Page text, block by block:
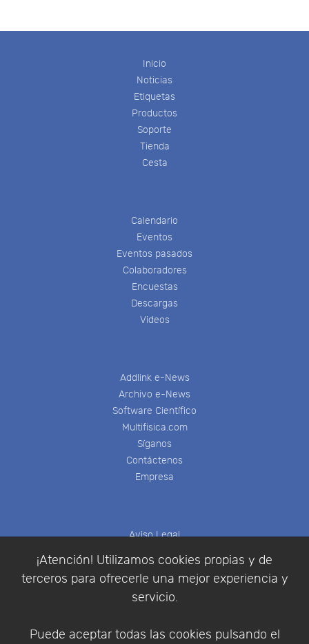
¡Atención! Utilizamos cookies propias y de
terceros para ofrecerle una mejor experiencia y
servicio.
Puede aceptar todas las cookies pulsando el
Inicio
Noticias
Etiquetas
Productos
Soporte
Tienda
Cesta
Calendario
Eventos
Eventos pasados
Colaboradores
Encuestas
Descargas
Videos
Addlink e-News
Archivo e-News
Software Científico
Multifisica.com
Síganos
Contáctenos
Empresa
Aviso Legal
Política de Privacidad
Condiciones de compra
Identificarse